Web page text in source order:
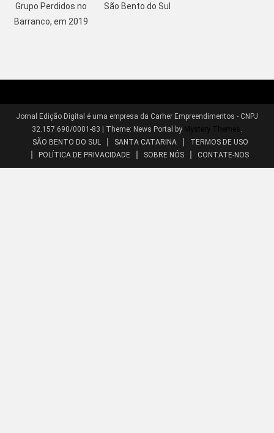
Grupo Perdidos no
Barranco, em 2019
São Bento do Sul
Jornal Edição Digital é uma empresa da Carher Empreendimentos - CNPJ
32.157.690/0001-83
Theme: News Portal by Mystery Themes .
SÃO BENTO DO SUL
SANTA CATARINA
TERMOS DE USO
POLÍTICA DE PRIVACIDADE
SOBRE NÓS CONTATE-NOS